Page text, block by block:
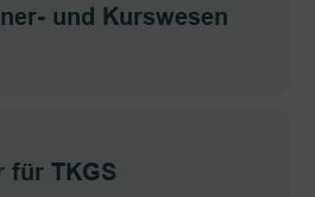
und Kurswesen
für TKGS